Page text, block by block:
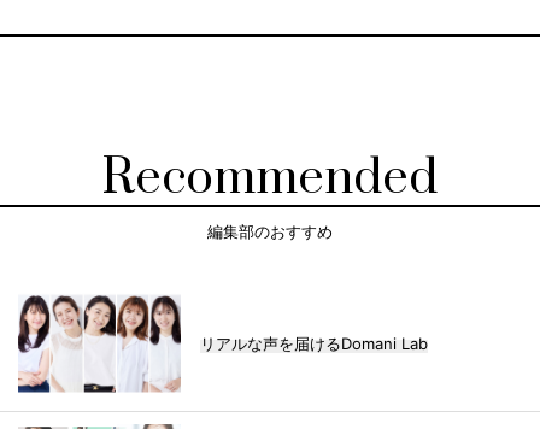
Recommended
編集部のおすすめ
リアルな声を届けるDomani Lab